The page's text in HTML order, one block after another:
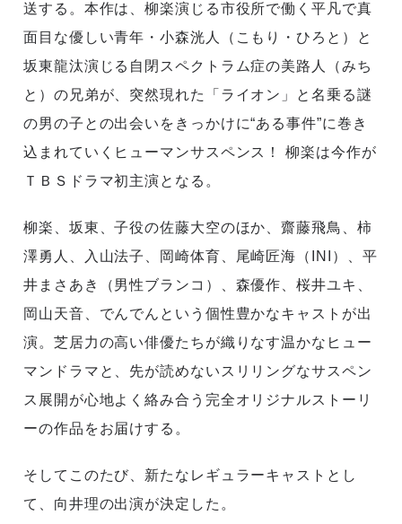
送する。本作は、柳楽演じる市役所で働く平凡で真
面目な優しい青年・小森洸人（こもり・ひろと）と
坂東龍汰演じる自閉スペクトラム症の美路人（みち
と）の兄弟が、突然現れた「ライオン」と名乗る謎
の男の子との出会いをきっかけに“ある事件”に巻き
込まれていくヒューマンサスペンス！ 柳楽は今作が
ＴＢＳドラマ初主演となる。
柳楽、坂東、子役の佐藤大空のほか、齋藤飛鳥、柿
澤勇人、入山法子、岡崎体育、尾崎匠海（INI）、平
井まさあき（男性ブランコ）、森優作、桜井ユキ、
岡山天音、でんでんという個性豊かなキャストが出
演。芝居力の高い俳優たちが織りなす温かなヒュー
マンドラマと、先が読めないスリリングなサスペン
ス展開が心地よく絡み合う完全オリジナルストーリ
ーの作品をお届けする。
そしてこのたび、新たなレギュラーキャストとし
て、向井理の出演が決定した。